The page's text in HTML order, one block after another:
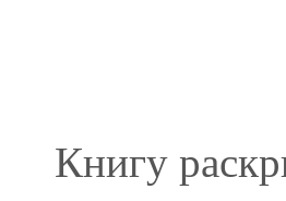
Книгу